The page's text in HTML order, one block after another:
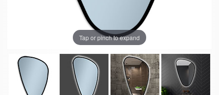
Tap or pinch to expand